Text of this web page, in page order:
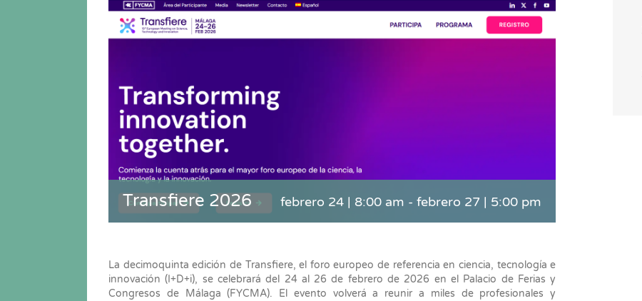
Transfiere 2026 febrero 24 | 8:00 am -febrero 27 | 5:00 pm
La decimoquinta edición de Transfiere, el foro europeo de referencia en ciencia, tecnología e
innovación (I+D+i), se celebrará del 24 al 26 de febrero de 2026 en el Palacio de Ferias y
Congresos de Málaga (FYCMA). El evento volverá a reunir a miles de profesionales y